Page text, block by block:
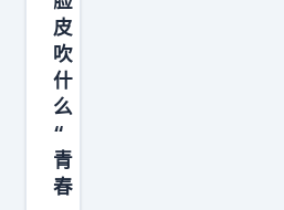
留
人
”
有
依
据
，
三
分
命
中
率
3
5
挺
戳
人
：
有
些
杰
这
条
消
息
确
皮
吹
什
么
“
青
春